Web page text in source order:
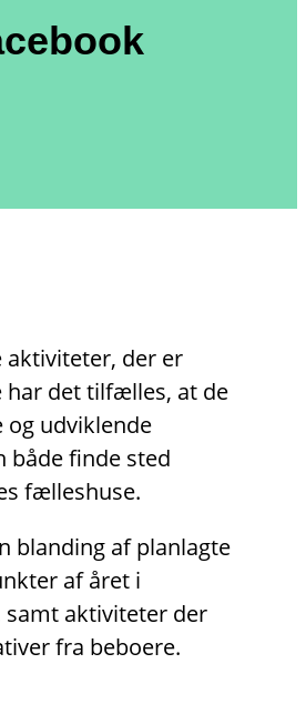
der er
det tilfælles, at de
og udviklende
både finde sted
fælleshuse.
blanding af planlagte
af året i
samt aktiviteter der
fra beboere.